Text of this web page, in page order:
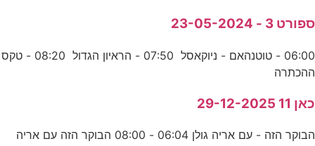
ספורט 3 - 23-05-2024
06:00 - טוטנהאם - ניוקאסל 07:50 - הראיון הגדול 08:20 - טקס
ההכתרה
כאן 11 29-12-2025
הבוקר הזה - עם אריה גולן 06:04 - 08:00 הבוקר הזה עם אריה